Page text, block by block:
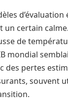
un certain
de
mondial
des pertes
souvent